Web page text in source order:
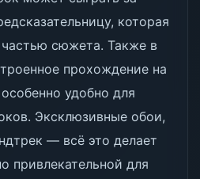
которая
сюжета. Также в
прохождение на
удобно для
Эксклюзивные обои,
— всё это делает
привлекательной для